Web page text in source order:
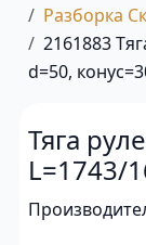
Разборка
2161883
d=50,
Тяга
L=1743/
изгиба